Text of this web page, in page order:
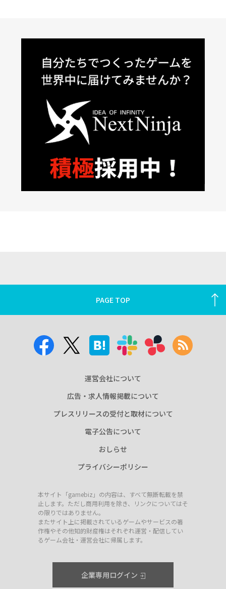
PAGE TOP
運営会社について
広告・求人情報掲載について
プレスリリースの受付と取材について
電子公告について
おしらせ
プライバシーポリシー
本サイト「gamebiz」の内容は、すべて無断転載を禁
止します。ただし商用利用を除き、リンクについてはそ
の限りではありません。
またサイト上に掲載されているゲームやサービスの著
作権やその他知的財産権はそれぞれ運営・配信してい
るゲーム会社・運営会社に帰属します。
企業専用ログイン